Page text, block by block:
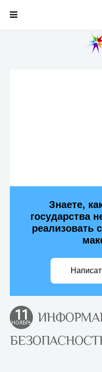
Знаете,
государства
реализовать
11
НОЯБРЬ